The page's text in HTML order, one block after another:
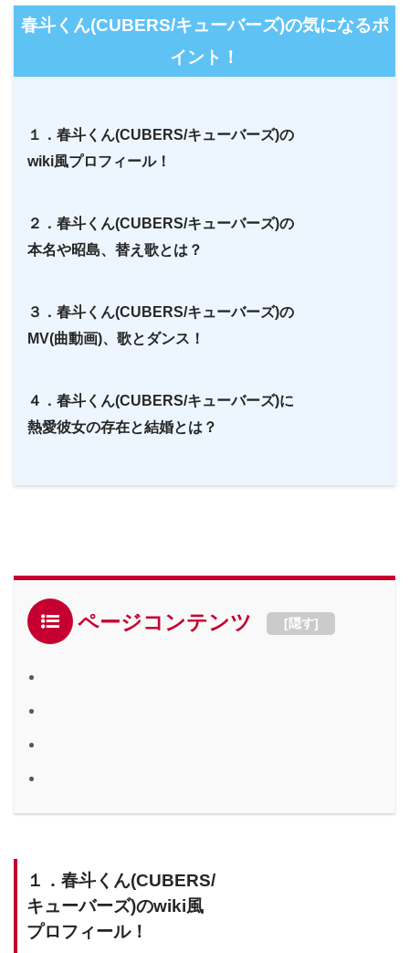
春斗くん(CUBERS/キューバーズ)の気になるポ
イント！
１．春斗くん(CUBERS/キューバーズ)の
wiki風プロフィール！
２．春斗くん(CUBERS/キューバーズ)の
本名や昭島、替え歌とは？
３．春斗くん(CUBERS/キューバーズ)の
MV(曲動画)、歌とダンス！
４．春斗くん(CUBERS/キューバーズ)に
熱愛彼女の存在と結婚とは？
ページコンテンツ [隠す]
１．春斗くん(CUBERS/
キューバーズ)のwiki風
プロフィール！